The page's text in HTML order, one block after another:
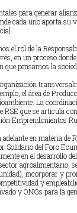
para generar
cada uno aporta su
el rol de la
en un proceso
pensamos la
el área de
La
RSE que se articula
Emprendimientos
en materia
Solidario del Foro
en el desarrollo
agroalimentario,
incorporar y
y
y ONGs para la